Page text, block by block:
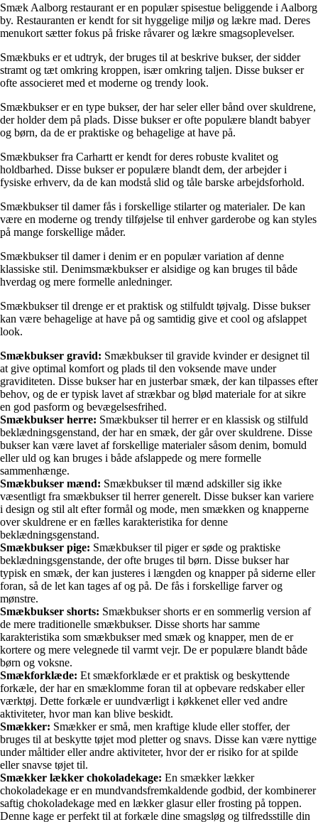
Smæk Aalborg restaurant er en populær spisestue beliggende i Aalborg
by. Restauranten er kendt for sit hyggelige miljø og lækre mad. Deres
menukort sætter fokus på friske råvarer og lækre smagsoplevelser.
Smækbuks er et udtryk, der bruges til at beskrive bukser, der sidder
stramt og tæt omkring kroppen, især omkring taljen. Disse bukser er
ofte associeret med et moderne og trendy look.
Smækbukser er en type bukser, der har seler eller bånd over skuldrene,
der holder dem på plads. Disse bukser er ofte populære blandt babyer
og børn, da de er praktiske og behagelige at have på.
Smækbukser fra Carhartt er kendt for deres robuste kvalitet og
holdbarhed. Disse bukser er populære blandt dem, der arbejder i
fysiske erhverv, da de kan modstå slid og tåle barske arbejdsforhold.
Smækbukser til damer fås i forskellige stilarter og materialer. De kan
være en moderne og trendy tilføjelse til enhver garderobe og kan styles
på mange forskellige måder.
Smækbukser til damer i denim er en populær variation af denne
klassiske stil. Denimsmækbukser er alsidige og kan bruges til både
hverdag og mere formelle anledninger.
Smækbukser til drenge er et praktisk og stilfuldt tøjvalg. Disse bukser
kan være behagelige at have på og samtidig give et cool og afslappet
look.
Smækbukser gravid: Smækbukser til gravide kvinder er designet til
at give optimal komfort og plads til den voksende mave under
graviditeten. Disse bukser har en justerbar smæk, der kan tilpasses efter
behov, og de er typisk lavet af strækbar og blød materiale for at sikre
en god pasform og bevægelsesfrihed.
Smækbukser herre: Smækbukser til herrer er en klassisk og stilfuld
beklædningsgenstand, der har en smæk, der går over skuldrene. Disse
bukser kan være lavet af forskellige materialer såsom denim, bomuld
eller uld og kan bruges i både afslappede og mere formelle
sammenhænge.
Smækbukser mænd: Smækbukser til mænd adskiller sig ikke
væsentligt fra smækbukser til herrer generelt. Disse bukser kan variere
i design og stil alt efter formål og mode, men smækken og knapperne
over skuldrene er en fælles karakteristika for denne
beklædningsgenstand.
Smækbukser pige: Smækbukser til piger er søde og praktiske
beklædningsgenstande, der ofte bruges til børn. Disse bukser har
typisk en smæk, der kan justeres i længden og knapper på siderne eller
foran, så de let kan tages af og på. De fås i forskellige farver og
mønstre.
Smækbukser shorts: Smækbukser shorts er en sommerlig version af
de mere traditionelle smækbukser. Disse shorts har samme
karakteristika som smækbukser med smæk og knapper, men de er
kortere og mere velegnede til varmt vejr. De er populære blandt både
børn og voksne.
Smækforklæde: Et smækforklæde er et praktisk og beskyttende
forkæle, der har en smæklomme foran til at opbevare redskaber eller
værktøj. Dette forkæle er uundværligt i køkkenet eller ved andre
aktiviteter, hvor man kan blive beskidt.
Smækker: Smækker er små, men kraftige klude eller stoffer, der
bruges til at beskytte tøjet mod pletter og snavs. Disse kan være nyttige
under måltider eller andre aktiviteter, hvor der er risiko for at spilde
eller snavse tøjet til.
Smækker lækker chokoladekage: En smækker lækker
chokoladekage er en mundvandsfremkaldende godbid, der kombinerer
saftig chokoladekage med en lækker glasur eller frosting på toppen.
Denne kage er perfekt til at forkæle dine smagsløg og tilfredsstille din